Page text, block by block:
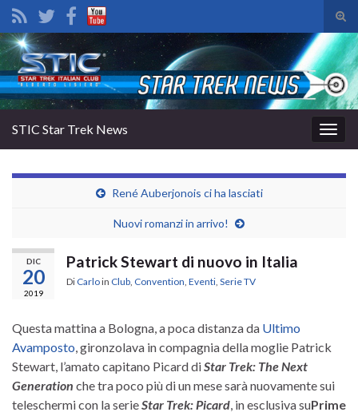
il
di
Search for:
la
STIC Star Trek News
René Auberjonois ci ha lasciati
Nuovi romanzi in arrivo!
DIC
20
2019
Patrick Stewart di nuovo in Italia
Di Carloin Club Convention Eventi Serie TV
Questa mattina a Bologna, a poca distanza da Ultimo
Avamposto , gironzolava in compagnia della moglie Patrick
Stewart, l’amato capitano Picard diStar Trek: The Next
Generation che tra poco più di un mese sarà nuovamente sui
teleschermi con la serieStar Trek: Picard , in esclusiva suPrime